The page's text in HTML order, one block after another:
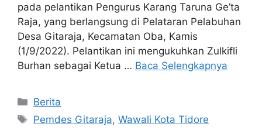
pada pelantikan Pengurus Karang Taruna Ge’ta
Raja, yang berlangsung di Pelataran Pelabuhan
Desa Gitaraja, Kecamatan Oba, Kamis
(1/9/2022). Pelantikan ini mengukuhkan Zulkifli
Burhan sebagai Ketua … Baca Selengkapnya
Berita
Pemdes Gitaraja,Wawali Kota Tidore